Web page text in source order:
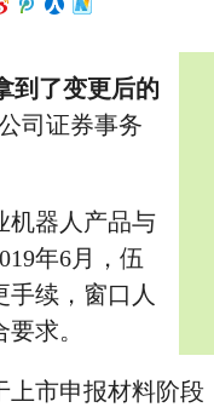
到了变更后的
司证券事务
器人产品与
年6月，伍
续，窗口人
求。
市申报材料阶段